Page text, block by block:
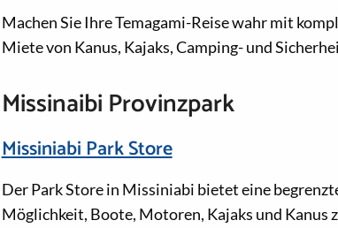
Machen Sie Ihre Temagami-Reise wahr mit
Miete von Kanus, Kajaks, Camping- und
Missinaibi Provinzpark
Missiniabi Park Store
Der Park Store in Missiniabi bietet eine
Möglichkeit, Boote, Motoren, Kajaks und Kanus